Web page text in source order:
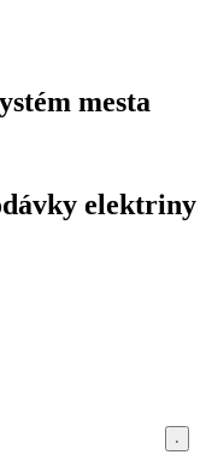
mesta
elektriny